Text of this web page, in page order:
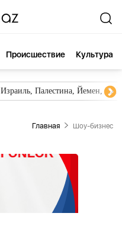
Происшествие Культура
Палестина, Йемен,
Главная Шоу-бизнес